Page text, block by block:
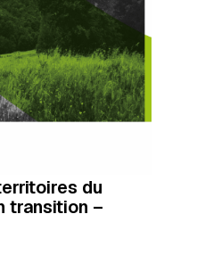
du
transition –